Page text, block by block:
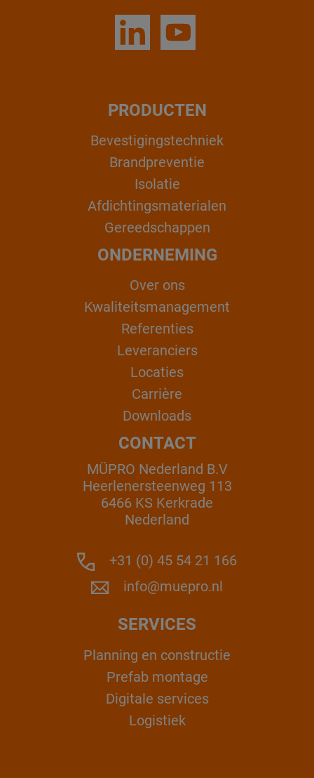
PRODUCTEN
Bevestigingstechniek
Brandpreventie
Isolatie
Afdichtingsmaterialen
Gereedschappen
ONDERNEMING
Over ons
Kwaliteitsmanagement
Referenties
Leveranciers
Locaties
Carrière
Downloads
CONTACT
MÜPRO Nederland B.V
Heerlenersteenweg 113
6466 KS Kerkrade
Nederland
+31 (0) 45 54 21 166
info@muepro.nl
SERVICES
Planning en constructie
Prefab montage
Digitale services
Logistiek